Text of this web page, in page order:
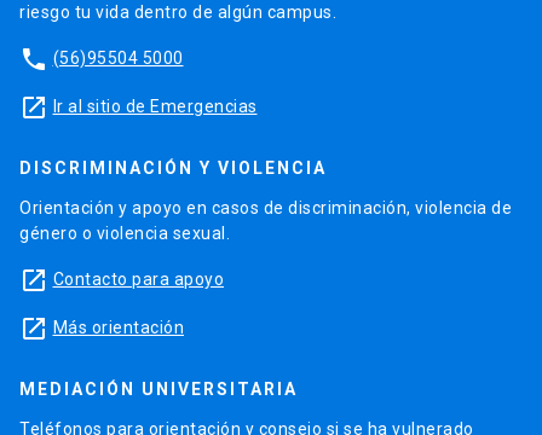
riesgo tu vida dentro de algún campus.
phone (56)95504 5000
launch Ir al sitio de Emergencias
DISCRIMINACIÓN Y VIOLENCIA
Orientación y apoyo en casos de discriminación, violencia de
género o violencia sexual.
launch Contacto para apoyo
launch Más orientación
MEDIACIÓN UNIVERSITARIA
Teléfonos para orientación y consejo si se ha vulnerado